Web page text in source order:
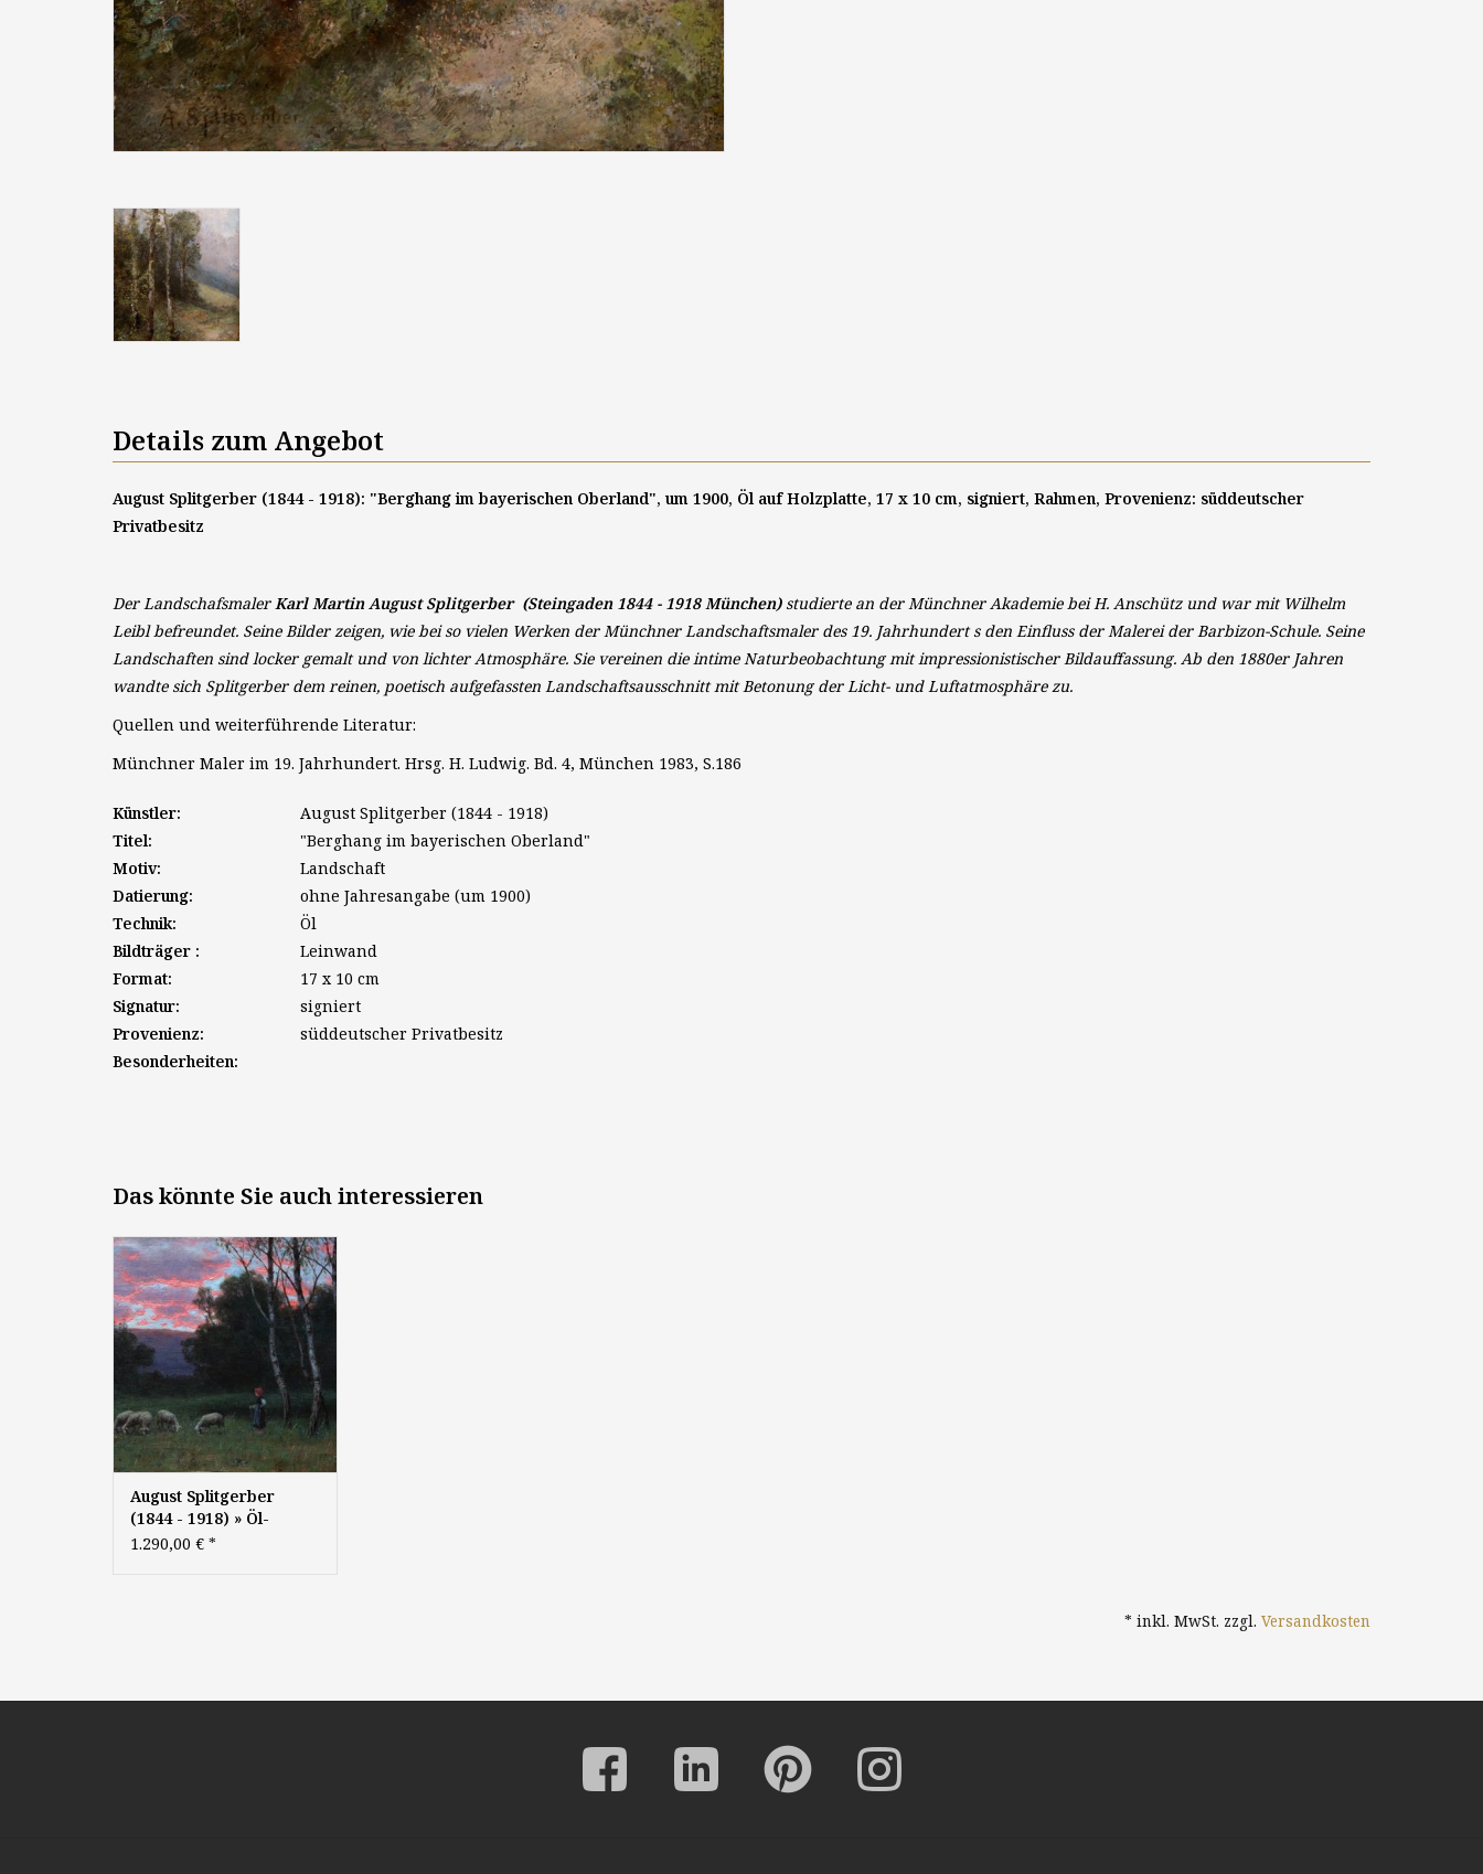
Details zum Angebot
August Splitgerber (1844 - 1918): "Berghang im bayerischen Oberland", um 1900, Öl auf Holzplatte, 17 x 10 cm, signiert, Rahmen, Provenienz: süddeutscher
Privatbesitz
Der LandschafsmalerKarl Martin August Splitgerber (Steingaden 1844 - 1918 München)studierte an der Münchner Akademie bei H. Anschütz und war mit Wilhelm
Leibl befreundet. Seine Bilder zeigen, wie bei so vielen Werken der Münchner Landschaftsmaler des 19. Jahrhundert s den Einfluss der Malerei der Barbizon-Schule. Seine
Landschaften sind locker gemalt und von lichter Atmosphäre. Sie vereinen die intime Naturbeobachtung mit impressionistischer Bildauffassung. Ab den 1880er Jahren
wandte sich Splitgerber dem reinen, poetisch aufgefassten Landschaftsausschnitt mit Betonung der Licht- und Luftatmosphäre zu.
Quellen und weiterführende Literatur:
Münchner Maler im 19. Jahrhundert. Hrsg. H. Ludwig. Bd. 4, München 1983, S.186
Künstler:
August Splitgerber (1844 - 1918)
Titel:
"Berghang im bayerischen Oberland"
Motiv:
Landschaft
Datierung:
ohne Jahresangabe (um 1900)
Technik:
Öl
Bildträger :
Leinwand
Format:
17 x 10 cm
Signatur:
signiert
Provenienz:
süddeutscher Privatbesitz
Besonderheiten:
Das könnte Sie auch interessieren
August Splitgerber (1844 -
1918): "Kleine Schäferin mit
ihrer Herde", um 1890, Öl auf
Leinwand, 23,5 x 36 cm,
signiert
August Splitgerber
(1844 - 1918) » Öl-
Gemälde Schafe
1.290,00 € *
* inkl. MwSt. zzgl. Versandkosten